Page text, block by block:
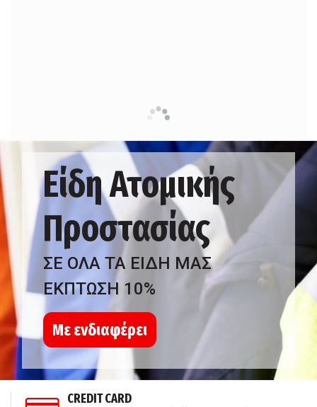
Είδη Ατομικής
Προστασίας
ΣΕ ΟΛΑ ΤΑ ΕΙΔΗ ΜΑΣ
ΕΚΠΤΩΣΗ 10%
Με ενδιαφέρει
CREDIT CARD